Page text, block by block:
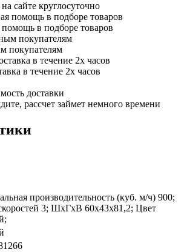
сайте круглосуточно
в подборе товаров
покупателям
в течение 2х часов
доставки
рассчет займет немного времени
производительность (куб. м/ч) 900;
3; ШхГхВ 60х43х81,2; Цвет